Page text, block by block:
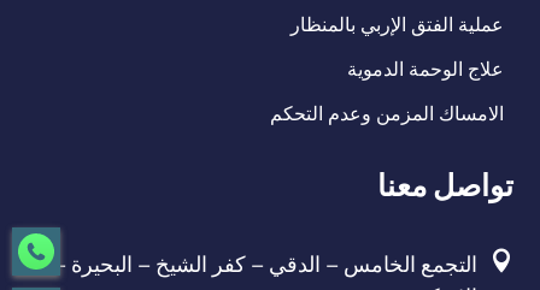
تواصل معنا

التجمع الخامس – الدقي – كفر الشيخ – البحيرة –
عملية الفتق الإربي بالمنظار
علاج الوحمة الدموية
الامساك المزمن وعدم التحكم